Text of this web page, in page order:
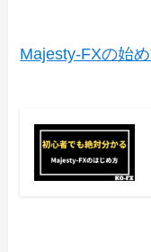
Majesty-FXの始